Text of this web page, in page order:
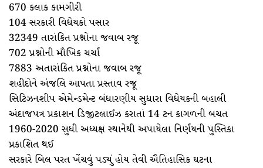
670 કલાક કામગીરી
104 સરકારી વિધેયકો પસાર
32349 તારાંકિત પ્રશ્નોના જવાબ રજૂ
702 પ્રશ્નોની મૌખિક ચર્ચા
7883 અતારાંકિત પ્રશ્નોના જવાબ રજૂ
શહીદોને અંજલિ આપતા પ્રસ્તાવ રજૂ
સિટિઝનશીપ એમેન્ડમેન્ટ બંધારણીય સુધારા વિધેયકની બહાલી
અંદાજપત્ર પ્રકાશન ડિજીટલાઈઝ કરાતાં 14 ટન કાગળની બચત
1960-2020 સુધી અધ્યક્ષ સ્થાનેથી અપાયેલા નિર્ણયની પુસ્તિકા
પ્રકાશિત થઈ
સરકારે બિલ પરત ખેંચવું પડ્યું હોય તેવી ઐતિહાસિક ઘટના